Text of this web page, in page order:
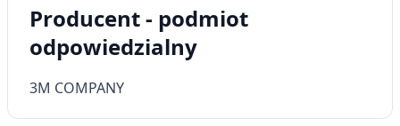
Producent - podmiot
odpowiedzialny
3M COMPANY
Funkcje specjalne IAB:
Użycie dokładnych danych
geolokalizacyjnych
aktywnie żądanych informacji